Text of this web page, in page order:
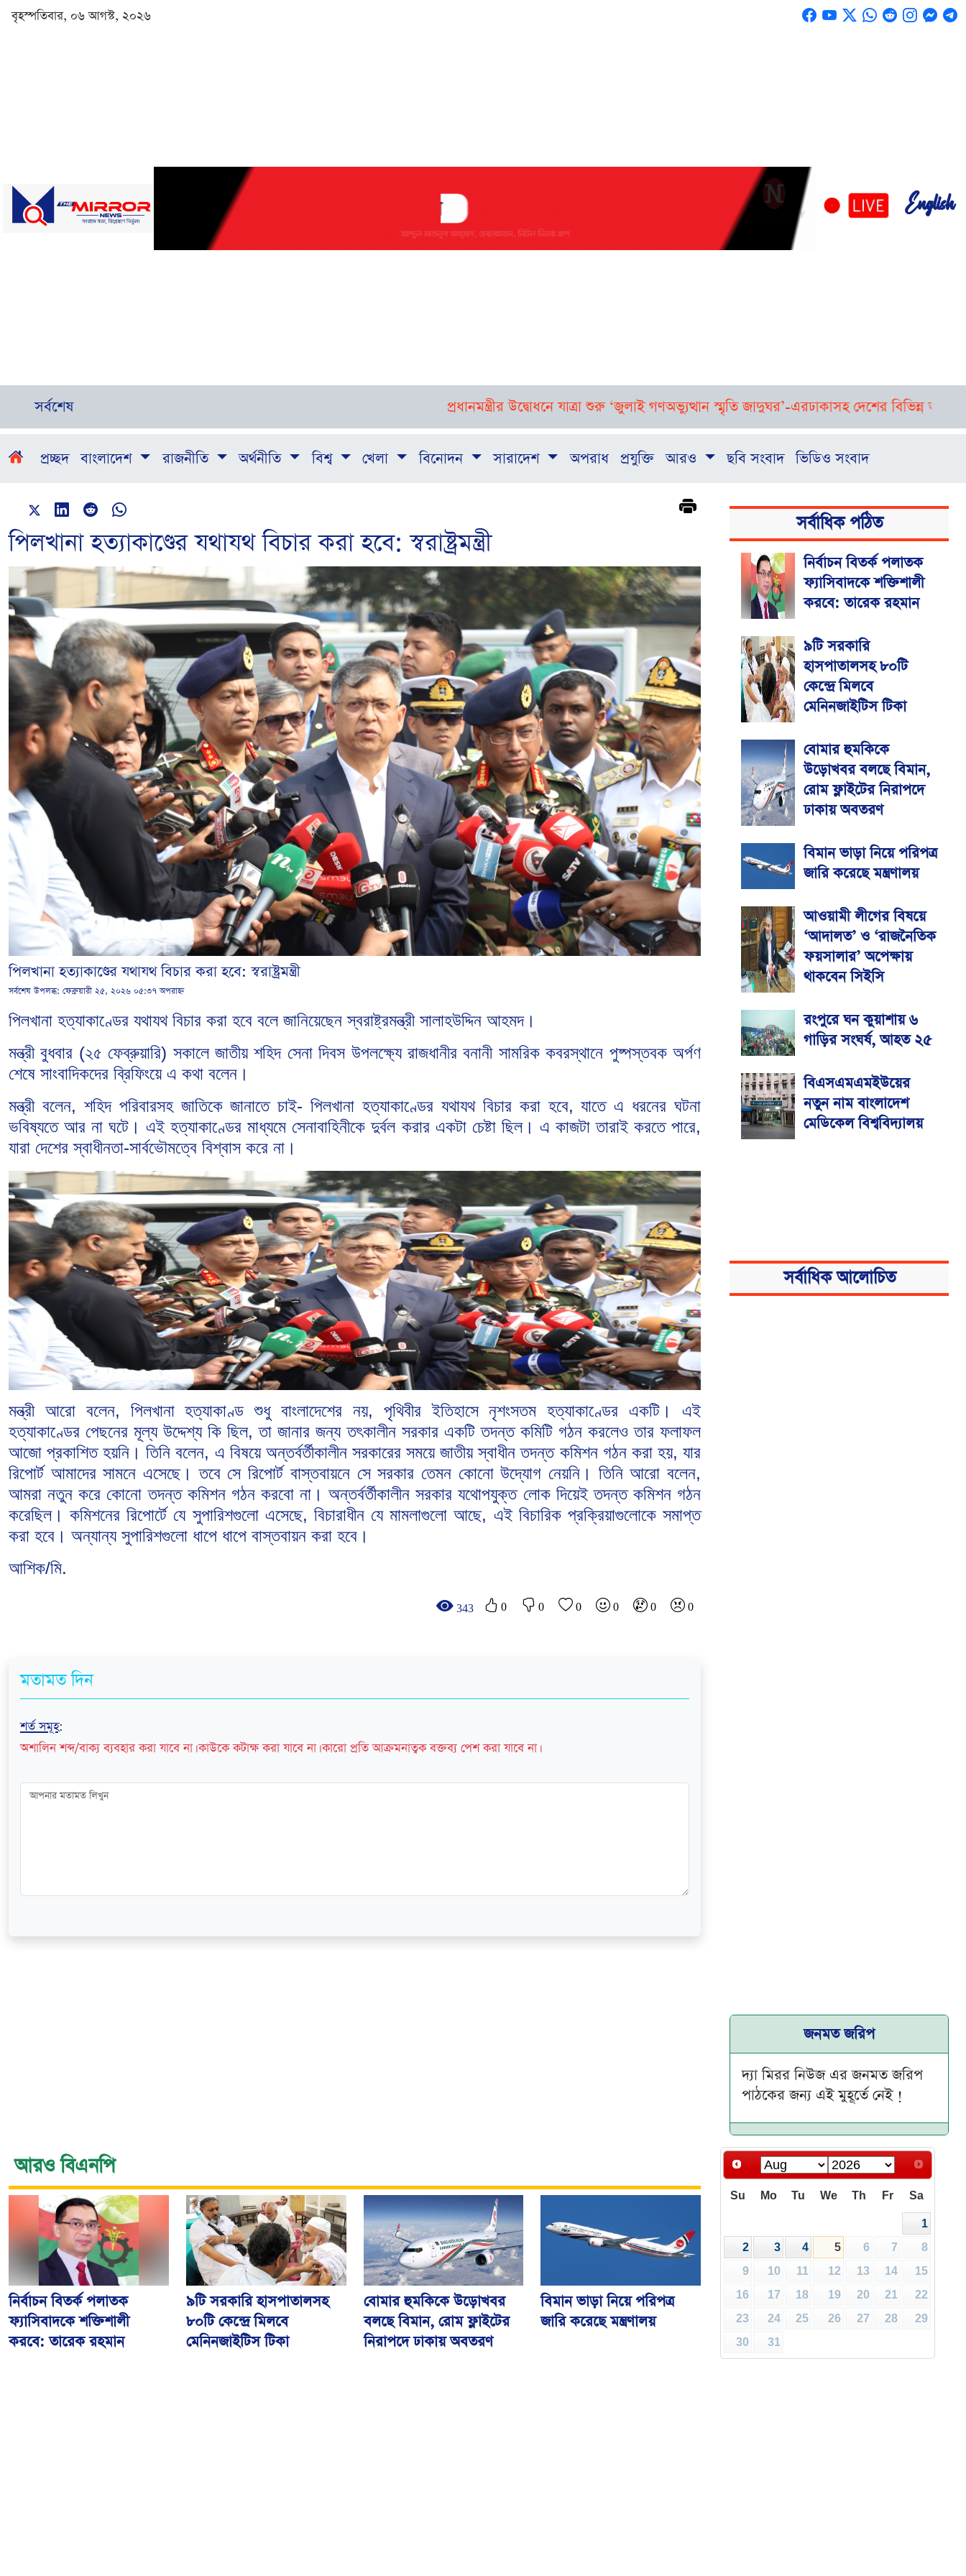
বৃহস্পতিবার, ০৬ আগস্ট, ২০২৬
English
সর্বশেষ প্রধানমন্ত্রীর উদ্বোধনে যাত্রা শুরু ‘জুলাই গণঅভ্যুত্থান স্মৃতি জাদুঘর’-এরঢাকাসহ দেশের বিভিন্ন অঞ্চলে বজ্রসহ
প্রচ্ছদ বাংলাদেশ রাজনীতি অর্থনীতি বিশ্ব খেলা বিনোদন সারাদেশ অপরাধ প্রযুক্তি আরও ছবি সংবাদ ভিডিও সংবাদ
পিলখানা হত্যাকাণ্ডের যথাযথ বিচার করা হবে: স্বরাষ্ট্রমন্ত্রী
পিলখানা হত্যাকাণ্ডের যথাযথ বিচার করা হবে: স্বরাষ্ট্রমন্ত্রী
সর্বশেষ উপলব্ধ: ফেব্রুয়ারী ২৫, ২০২৬ ০৫:৩৭ অপরাহ্ন
পিলখানা হত্যাকাণ্ডের যথাযথ বিচার করা হবে বলে জানিয়েছেন স্বরাষ্ট্রমন্ত্রী সালাহউদ্দিন আহমদ।
মন্ত্রী বুধবার (২৫ ফেব্রুয়ারি) সকালে জাতীয় শহিদ সেনা দিবস উপলক্ষ্যে রাজধানীর বনানী সামরিক কবরস্থানে পুষ্পস্তবক অর্পণ
শেষে সাংবাদিকদের ব্রিফিংয়ে এ কথা বলেন।
মন্ত্রী বলেন, শহিদ পরিবারসহ জাতিকে জানাতে চাই- পিলখানা হত্যাকাণ্ডের যথাযথ বিচার করা হবে, যাতে এ ধরনের ঘটনা
ভবিষ্যতে আর না ঘটে। এই হত্যাকাণ্ডের মাধ্যমে সেনাবাহিনীকে দুর্বল করার একটা চেষ্টা ছিল। এ কাজটা তারাই করতে পারে,
যারা দেশের স্বাধীনতা-সার্বভৌমত্বে বিশ্বাস করে না।
মন্ত্রী আরো বলেন, পিলখানা হত্যাকাণ্ড শুধু বাংলাদেশের নয়, পৃথিবীর ইতিহাসে নৃশংসতম হত্যাকাণ্ডের একটি। এই
হত্যাকাণ্ডের পেছনের মূল্য উদ্দেশ্য কি ছিল, তা জানার জন্য তৎকালীন সরকার একটি তদন্ত কমিটি গঠন করলেও তার ফলাফল
আজো প্রকাশিত হয়নি। তিনি বলেন, এ বিষয়ে অন্তর্বর্তীকালীন সরকারের সময়ে জাতীয় স্বাধীন তদন্ত কমিশন গঠন করা হয়, যার
রিপোর্ট আমাদের সামনে এসেছে। তবে সে রিপোর্ট বাস্তবায়নে সে সরকার তেমন কোনো উদ্যোগ নেয়নি। তিনি আরো বলেন,
আমরা নতুন করে কোনো তদন্ত কমিশন গঠন করবো না। অন্তর্বর্তীকালীন সরকার যথোপযুক্ত লোক দিয়েই তদন্ত কমিশন গঠন
করেছিল। কমিশনের রিপোর্টে যে সুপারিশগুলো এসেছে, বিচারাধীন যে মামলাগুলো আছে, এই বিচারিক প্রক্রিয়াগুলোকে সমাপ্ত
করা হবে। অন্যান্য সুপারিশগুলো ধাপে ধাপে বাস্তবায়ন করা হবে।
আশিক/মি.
343 0 0 0 0 0 0
মতামত দিন
শর্ত সমূহ:
অশালিন শব্দ/বাক্য ব্যবহার করা যাবে না। কাউকে কটাক্ষ করা যাবে না। কারো প্রতি আক্রমনাত্বক বক্তব্য পেশ করা যাবে না।
সর্বাধিক পঠিত
নির্বাচন বিতর্ক পলাতক
ফ্যাসিবাদকে শক্তিশালী
করবে: তারেক রহমান
৯টি সরকারি
হাসপাতালসহ ৮০টি
কেন্দ্রে মিলবে
মেনিনজাইটিস টিকা
বোমার হুমকিকে
উড়োখবর বলছে বিমান,
রোম ফ্লাইটের নিরাপদে
ঢাকায় অবতরণ
বিমান ভাড়া নিয়ে পরিপত্র
জারি করেছে মন্ত্রণালয়
আওয়ামী লীগের বিষয়ে
‘আদালত’ ও ‘রাজনৈতিক
ফয়সালার’ অপেক্ষায়
থাকবেন সিইসি
রংপুরে ঘন কুয়াশায় ৬
গাড়ির সংঘর্ষ, আহত ২৫
বিএসএমএমইউয়ের
নতুন নাম বাংলাদেশ
মেডিকেল বিশ্ববিদ্যালয়
সর্বাধিক আলোচিত
জনমত জরিপ
দ্যা মিরর নিউজ এর জনমত জরিপ
পাঠকের জন্য এই মুহূর্তে নেই !
আরও বিএনপি
নির্বাচন বিতর্ক পলাতক
ফ্যাসিবাদকে শক্তিশালী
করবে: তারেক রহমান
৯টি সরকারি হাসপাতালসহ
৮০টি কেন্দ্রে মিলবে
মেনিনজাইটিস টিকা
বোমার হুমকিকে উড়োখবর
বলছে বিমান, রোম ফ্লাইটের
নিরাপদে ঢাকায় অবতরণ
বিমান ভাড়া নিয়ে পরিপত্র
জারি করেছে মন্ত্রণালয়
Su Mo Tu We Th Fr Sa
1
2
3 4 5 6 7
8
9
10 11 12 13 14
15
16
17 18 19 20 21
22
23
24 25 26 27 28
29
30
31